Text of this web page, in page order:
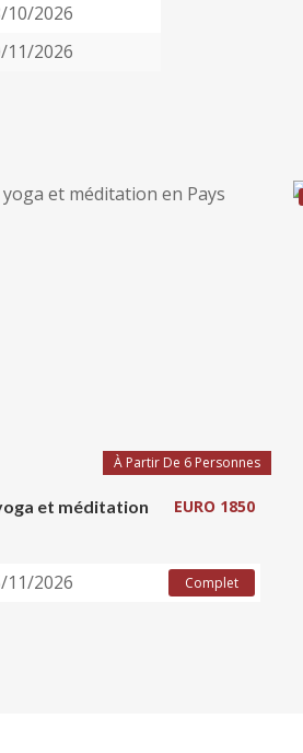
10/2026
11/2026
À Partir De 6 Personnes
et méditation
EURO 1850
11/2026 Complet